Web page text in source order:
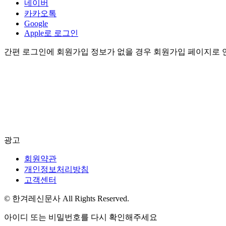
네이버
카카오톡
Google
Apple로 로그인
간편 로그인에 회원가입 정보가 없을 경우 회원가입 페이지로
광고
회원약관
개인정보처리방침
고객센터
© 한겨레신문사 All Rights Reserved.
아이디 또는 비밀번호를 다시 확인해주세요